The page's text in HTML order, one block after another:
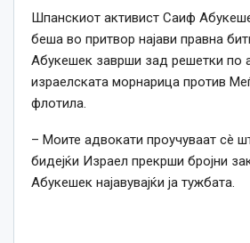
Шпанскиот активист Саиф
беша во притвор најави правна
Абукешек заврши зад решетки по
израелската морнарица против
флотила.
– Моите адвокати проучуваат сè
бидејќи Израел прекрши бројни
Абукешек најавувајќи ја тужбата.